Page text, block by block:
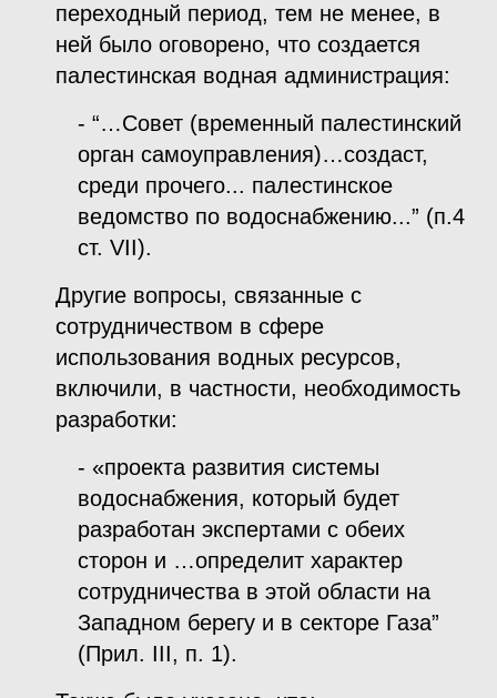
переходный период, тем не менее, в
ней было оговорено, что создается
палестинская водная администрация:
- “…Совет (временный палестинский
орган самоуправления)…создаст,
среди прочего... палестинское
ведомство по водоснабжению...” (п.4
ст. VII).
Другие вопросы, связанные с
сотрудничеством в сфере
использования водных ресурсов,
включили, в частности, необходимость
разработки:
- «проекта развития системы
водоснабжения, который будет
разработан экспертами с обеих
сторон и …определит характер
сотрудничества в этой области на
Западном берегу и в секторе Газа”
(Прил. III, п. 1).